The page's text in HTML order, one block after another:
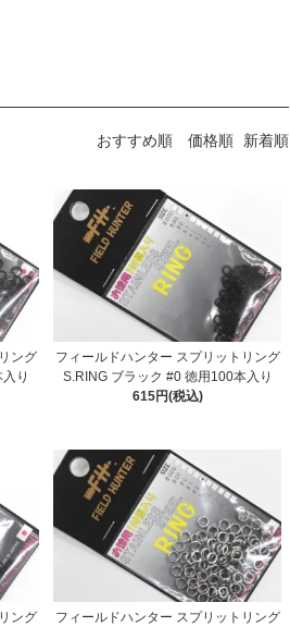
おすすめ順 価格順 新着順
ング
り
フィールドハンター スプリットリング
S.RING ブラック #0 徳用100本入り
615円(税込)
ング
フィールドハンター スプリットリング